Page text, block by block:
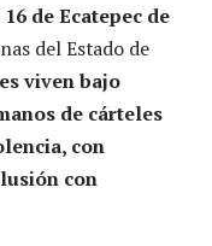
de Ecatepec de
del Estado de
viven bajo
de cárteles
con
con